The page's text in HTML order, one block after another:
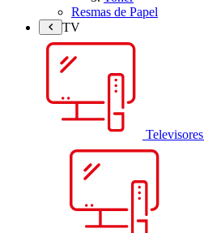
Resmas de Papel
TV
Televisores